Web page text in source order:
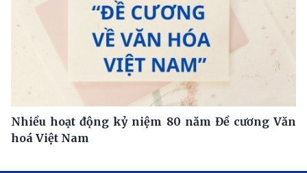
Nhiều hoạt động kỷ niệm 80 năm Đề cương Văn
hoá Việt Nam